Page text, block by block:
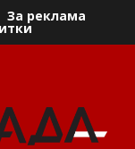
За реклама